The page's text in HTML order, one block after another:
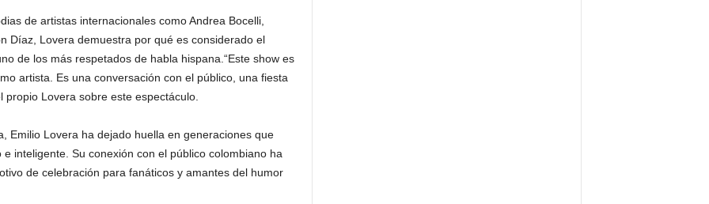
de artistas internacionales como Andrea Bocelli,
Díaz, Lovera demuestra por qué es considerado el
de los más respetados de habla hispana.“Este show es
artista. Es una conversación con el público, una fiesta
Lovera sobre este espectáculo.
Emilio Lovera ha dejado huella en generaciones que
inteligente. Su conexión con el público colombiano ha
de celebración para fanáticos y amantes del humor